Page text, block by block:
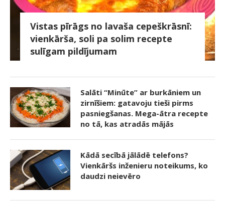
Vistas pīrāgs no lavaša cepeškrāsnī:
vienkārša, soli pa solim recepte
sulīgam pildījumam
Salāti “Minūte” ar burkāniem un
zirnīšiem: gatavoju tieši pirms
pasniegšanas. Mega-ātra recepte
no tā, kas atradās mājās
Kādā secībā jālādē telefons?
Vienkāršs inženieru noteikums, ko
daudzi neievēro